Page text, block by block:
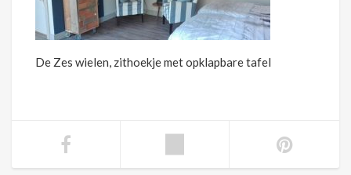
De Zes wielen, zithoekje met opklapbare tafel